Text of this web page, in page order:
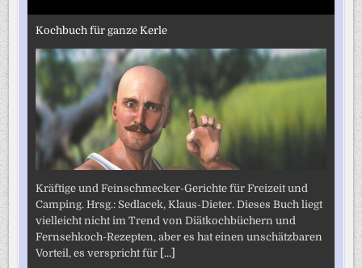
Kochbuch für ganze Kerle
Kräftige und Feinschmecker-Gerichte für Freizeit und
Camping. Hrsg.: Sedlacek, Klaus-Dieter. Dieses Buch liegt
vielleicht nicht im Trend von Diätkochbüchern und
Fernsehkoch-Rezepten, aber es hat einen unschätzbaren
Vorteil, es verspricht für [...]